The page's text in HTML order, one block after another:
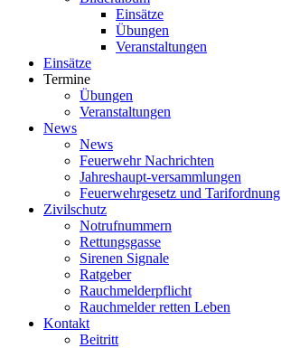
Einsätze
Übungen
Veranstaltungen
Einsätze
Termine
Übungen
Veranstaltungen
News
News
Feuerwehr Nachrichten
Jahreshaupt-versammlungen
Feuerwehrgesetz und Tarifordnung
Zivilschutz
Notrufnummern
Rettungsgasse
Sirenen Signale
Ratgeber
Rauchmelderpflicht
Rauchmelder retten Leben
Kontakt
Beitritt